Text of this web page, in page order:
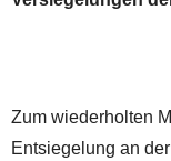
Zum wiederholten
Entsiegelung an